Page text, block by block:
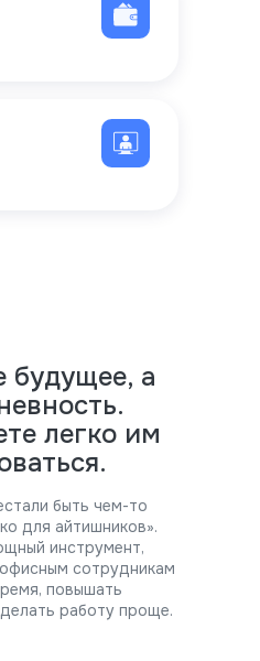
будущее, а
легко им
быть чем-то
для айтишников».
инструмент,
сотрудникам
повышать
работу проще.